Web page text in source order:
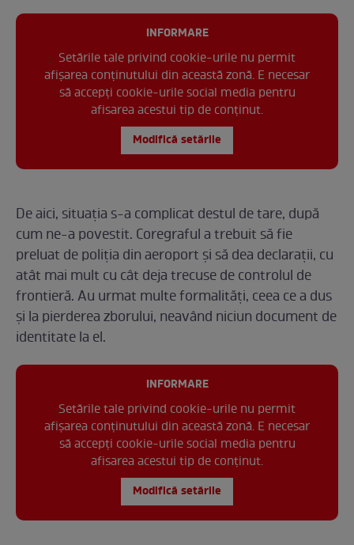
INFORMARE
Setările tale privind cookie-urile nu permit
afișarea conținutului din această zonă. E necesar
să accepți cookie-urile social media pentru
afisarea acestui tip de conținut.
Modifică setările
De aici, situația s-a complicat destul de tare, după
cum ne-a povestit. Coregraful a trebuit să fie
preluat de poliția din aeroport și să dea declarații, cu
atât mai mult cu cât deja trecuse de controlul de
frontieră. Au urmat multe formalități, ceea ce a dus
și la pierderea zborului, neavând niciun document de
identitate la el.
INFORMARE
Setările tale privind cookie-urile nu permit
afișarea conținutului din această zonă. E necesar
să accepți cookie-urile social media pentru
afisarea acestui tip de conținut.
Modifică setările